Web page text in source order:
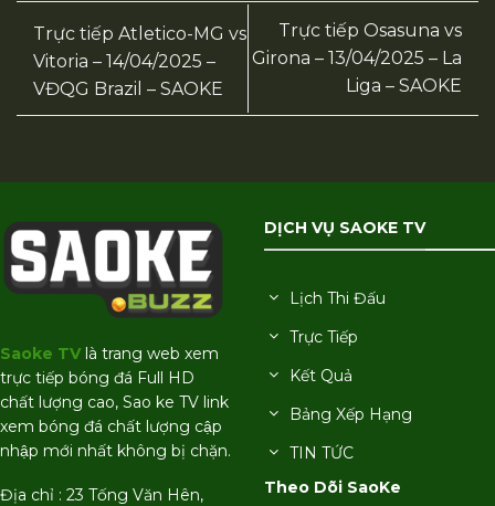
Trực tiếp Atletico-MG vs
Vitoria – 14/04/2025 –
VĐQG Brazil – SAOKE
Trực tiếp Osasuna vs
Girona – 13/04/2025 – La
Liga – SAOKE
Saoke TVlà trang web xem
trực tiếp bóng đá Full HD
chất lượng cao, Sao ke TV link
xem bóng đá chất lượng cập
nhập mới nhất không bị chặn.
Địa chỉ : 23 Tống Văn Hên,
DỊCH VỤ SAOKE TV
Lịch Thi Đấu
Trực Tiếp
Kết Quả
Bảng Xếp Hạng
TIN TỨC
Theo Dõi SaoKe